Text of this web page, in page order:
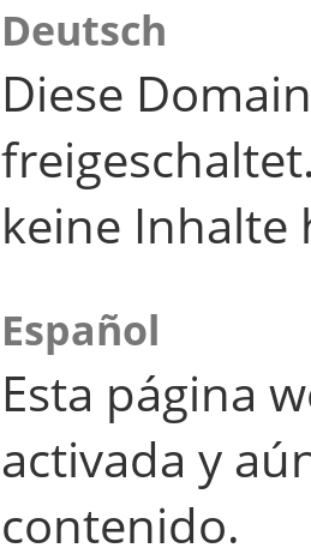
Deutsch
Diese
keine Inhalte
Español
Esta página
activada y
contenido.